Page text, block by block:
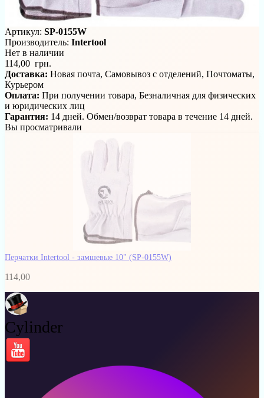
Артикул: SP-0155W
Производитель: Intertool
Нет в наличии
114,00 грн.
Доставка: Новая почта, Самовывоз с отделений, Почтоматы,
Курьером
Оплата: При получении товара, Безналичная для физических
и юридических лиц
Гарантия: 14 дней. Обмен/возврат товара в течение 14 дней.
Вы просматривали
Перчатки Intertool - замшевые 10" (SP-0155W)
114,00
Cylinder